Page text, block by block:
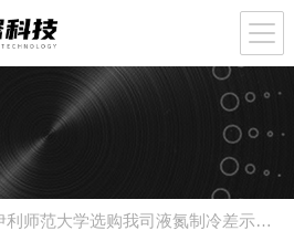
范大学选购我司液氮制冷差示扫描量热仪